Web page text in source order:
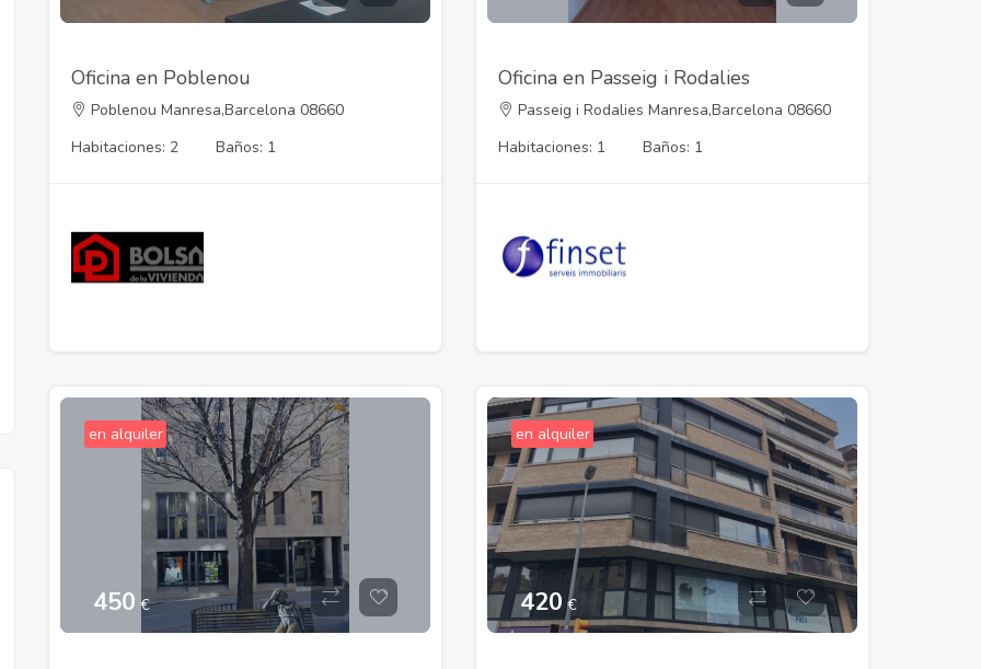
Oficina en Poblenou
Poblenou Manresa,Barcelona 08660
Habitaciones: 2
Baños: 1
Oficina en Passeig i Rodalies
Passeig i Rodalies Manresa,Barcelona 08660
Habitaciones: 1
Baños: 1
en alquiler
450 €
en alquiler
420 €